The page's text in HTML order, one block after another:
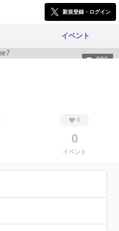
新規登録・ログイン
イベント
206
0
0
イベント